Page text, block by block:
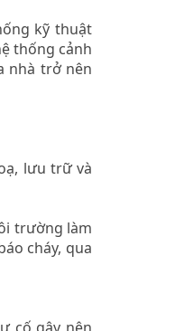
kỹ thuật
thống cảnh
nhà trở nên
lưu trữ và
trường làm
cháy, qua